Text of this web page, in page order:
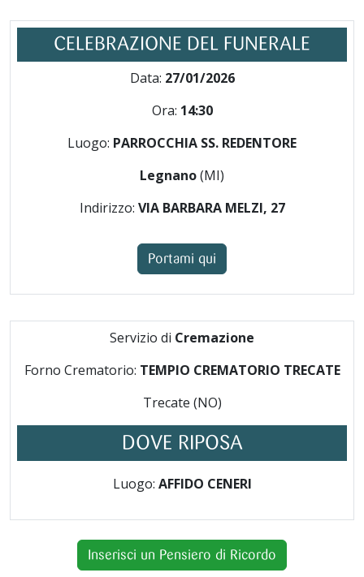
CELEBRAZIONE DEL FUNERALE
Data: 27/01/2026
Ora: 14:30
Luogo: PARROCCHIA SS. REDENTORE
Legnano(MI)
Indirizzo: VIA BARBARA MELZI, 27
Portami qui
Servizio di Cremazione
Forno Crematorio: TEMPIO CREMATORIO TRECATE
Trecate (NO)
DOVE RIPOSA
Luogo: AFFIDO CENERI
Inserisci un Pensiero di Ricordo